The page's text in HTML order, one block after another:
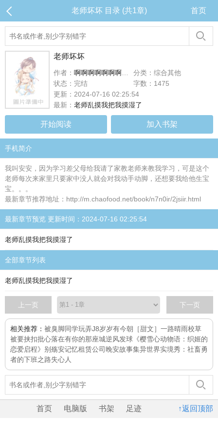
老师坏坏 目录 (共1章) 首页
老师坏坏
作者： 啊啊啊啊啊啊啊啊不知道怎么回答
分类：综合其他
状态：完结
字数：1475
更新：2024-07-16 02:25:54
最新： 老师乱摸我把我摸湿了
开始阅读 加入书架
手机简介
我叫安安，因为学习差父母给我请了家教老师来教我学习，可是这个
老师每次来家里只要家中没人就会对我动手动脚，还想要我给他生宝
宝。。。
最新章节推荐地址：http://m.chaofood.net/book/n7n0ir/2jsiir.html
最新章节预览 更新时间：2024-07-16 02:25:54
老师乱摸我把我摸湿了
全部章节列表
老师乱摸我把我摸湿了
上一页 下一页
相关推荐： 被臭脚同学玩弄J8岁岁有今朝［甜文］ 一路晴雨校草
被要挟扣批心落在有你的那座城逆风发球 《樱雪心动物语：织姬的
恋爱启程》 别殇安记忆租赁公司晚安故事集异世界实境秀：社畜勇
者的下班之路失心人
↑返回顶部
首页 电脑版 书架 足迹